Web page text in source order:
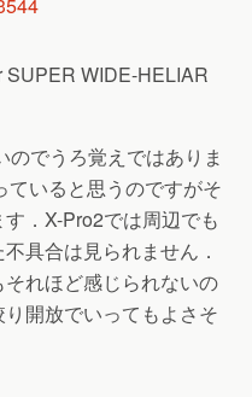
SUPER WIDE-HELIAR
でうろ覚えではありま
いると思うのですがそ
．X-Pro2では周辺でも
具合は見られません．
れほど感じられないの
開放でいってもよさそ